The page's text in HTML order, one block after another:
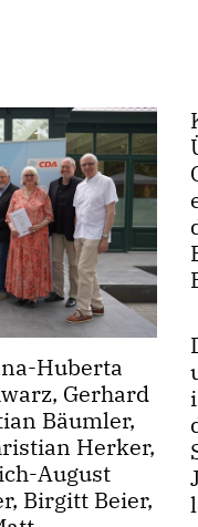
Huberta
Gerhard
Bäumler,
Herker,
August
Birgitt Beier,